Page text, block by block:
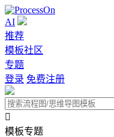
AI
推荐
模板社区
专题
登录 免费注册

模板专题